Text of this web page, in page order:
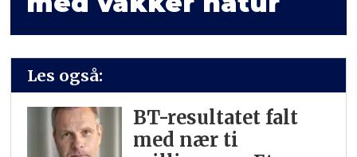
Les også:
BT-resultatet falt
med nær ti